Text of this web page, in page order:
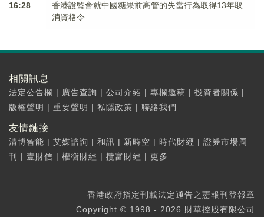
16:28
香港證監會就中國糖果前高管的失當行為取得13年取
消資格令
相關訊息
法定公告欄 | 廣告查詢 | 公司介紹 | 專欄邀稿 | 投資者關係 |
版權聲明 | 重要聲明 | 私隱政策 | 聯絡我們
友情鏈接
清博智能 | 艾媒諮詢 | 和訊 | 新時空 | 時代財經 | 證券市場周
刊
| 壹財信 | 權衡財經 | 攬富財經 | 更多...
香港政府指定刊載法定通告之憲報刊登報章
Copyright © 1998 - 2026 財華控股有限公司